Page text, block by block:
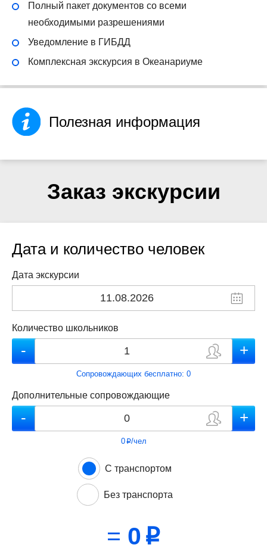
Полный пакет документов со всеми
необходимыми разрешениями
Уведомление в ГИБДД
Комплексная экскурсия в Океанариуме
Полезная информация
Заказ экскурсии
Дата и количество человек
Дата экскурсии
Количество школьников
Сопровождающих бесплатно: 0
Дополнительные сопровождающие
0p/чел
С транспортом
Без транспорта
= 0 p